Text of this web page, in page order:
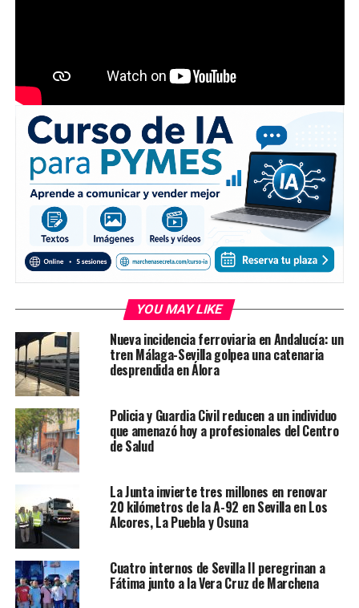
YOU MAY LIKE
Nueva incidencia ferroviaria en Andalucía: un
tren Málaga-Sevilla golpea una catenaria
desprendida en Álora
Policia y Guardia Civil reducen a un individuo
que amenazó hoy a profesionales del Centro
de Salud
La Junta invierte tres millones en renovar
20 kilómetros de la A-92 en Sevilla en Los
Alcores, La Puebla y Osuna
Cuatro internos de Sevilla II peregrinan a
Fátima junto a la Vera Cruz de Marchena